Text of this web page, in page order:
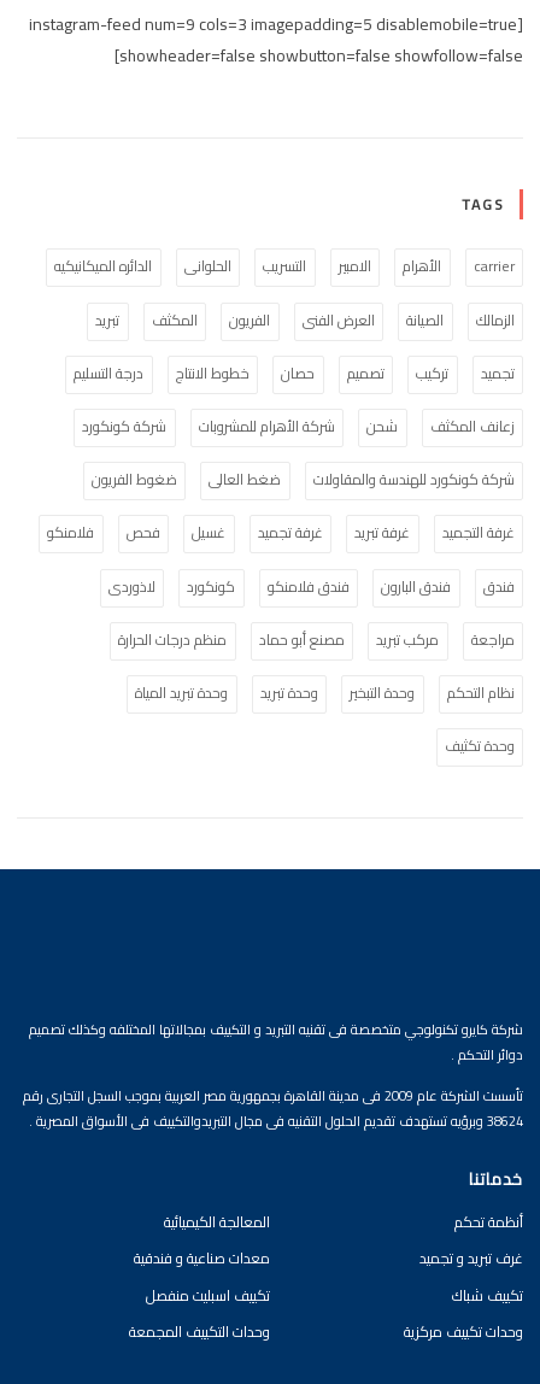
[instagram-feed num=9 cols=3 imagepadding=5 disablemobile=true
showheader=false showbutton=false showfollow=false]
TAGS
carrier الأهرام الامبير التسريب الحلوانى
الدائره الميكانيكيه
الزمالك
الصيانة العرض الفنى الفريون المكثف
تبريد
تجميد
تركيب تصميم حصان خطوط الانتاج
درجة التسليم
زعانف المكثف
شحن شركة الأهرام للمشروبات
شركة كونكورد
شركة كونكورد للهندسة والمقاولات
ضغط العالى
ضغوط الفريون
غرفة التجميد
غرفة تبريد غرفة تجميد غسيل فحص
فلامنكو
فندق
فندق البارون فندق فلامنكو كونكورد
لاذوردى
مراجعة
مركب تبريد مصنع أبو حماد
منظم درجات الحرارة
نظام التحكم
وحدة التبخير وحدة تبريد
وحدة تبريد المياة
وحدة تكثيف
شركة كايرو تكنولوجي متخصصة فى تقنيه التبريد و التكييف بمجالاتها المختلفه وكذلك تصميم
دوائر التحكم .
تأسست الشركة عام 2009 فى مدينة القاهرة بجمهورية مصر العربية بموجب السجل التجارى رقم
38624 وبرؤيه تستهدف تقديم الحلول التقنيه فى مجال التبريدوالتكييف فى الأسواق المصرية .
خدماتنا
أنظمة تحكم
المعالجة الكيميائية
غرف تبريد و تجميد
معدات صناعية و فندقية
تكييف شباك
تكييف اسبليت منفصل
وحدات تكييف مركزية
وحدات التكييف المجمعة